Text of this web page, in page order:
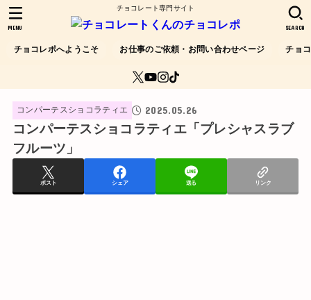
チョコレート専門サイト
チョコレポへようこそ お仕事のご依頼・お問い合わせページ チョ
SEARCH
MENU
コンパーテスショコラティエ 2025.05.26
コンパーテスショコラティエ「プレシャスラブ
フルーツ」
ポスト シェア 送る リンク